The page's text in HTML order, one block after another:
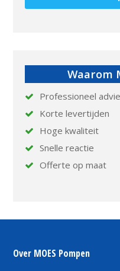
Waarom
Professioneel
Korte levertijden
Hoge kwaliteit
Snelle reactie
Offerte op maat
Over MOES Pompen